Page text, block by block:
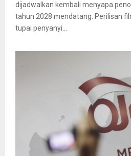
dijadwalkan kembali menyapa
tahun 2028 mendatang. Perilisan
tupai penyanyi...